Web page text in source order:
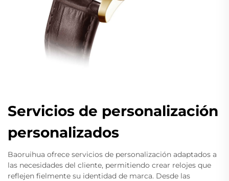
Servicios de personalización
personalizados
Baoruihua ofrece servicios de personalización adaptados a
las necesidades del cliente, permitiendo crear relojes que
reflejen fielmente su identidad de marca. Desde las